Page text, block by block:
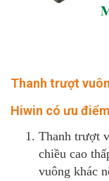
Thanh trượt
Hiwin có ưu
Thanh trượt
chiều cao
vuông khác